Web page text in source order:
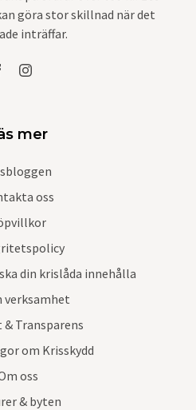
göra stor skillnad när det
inträffar.
mer
oss
din krislåda innehålla
verksamhet
Transparens
om Krisskydd
oss
& byten